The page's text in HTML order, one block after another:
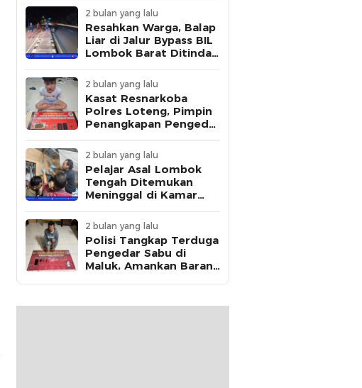
Remaja di Kawasan
Kantor Bupati
2 bulan yang lalu
Resahkan Warga, Balap
Liar di Jalur Bypass BIL
Lombok Barat Ditindak
2 bulan yang lalu
Kasat Resnarkoba
Polres Loteng, Pimpin
Penangkapan Pengedar
Mataram di Praya
2 bulan yang lalu
Pelajar Asal Lombok
Tengah Ditemukan
Meninggal di Kamar
Komunikasi Terakhir
Korban
2 bulan yang lalu
Polisi Tangkap Terduga
Pengedar Sabu di
Maluk, Amankan Barang